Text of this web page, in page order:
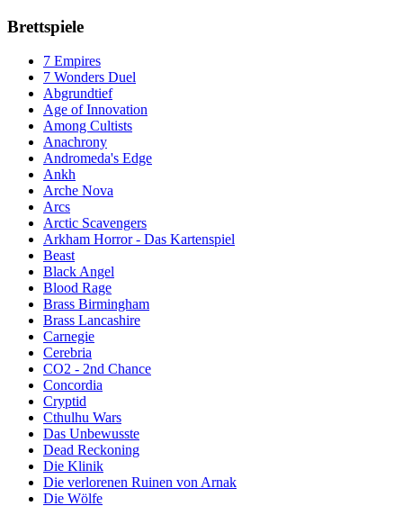
Brettspiele
7 Empires
7 Wonders Duel
Abgrundtief
Age of Innovation
Among Cultists
Anachrony
Andromeda's Edge
Ankh
Arche Nova
Arcs
Arctic Scavengers
Arkham Horror - Das Kartenspiel
Beast
Black Angel
Blood Rage
Brass Birmingham
Brass Lancashire
Carnegie
Cerebria
CO2 - 2nd Chance
Concordia
Cryptid
Cthulhu Wars
Das Unbewusste
Dead Reckoning
Die Klinik
Die verlorenen Ruinen von Arnak
Die Wölfe